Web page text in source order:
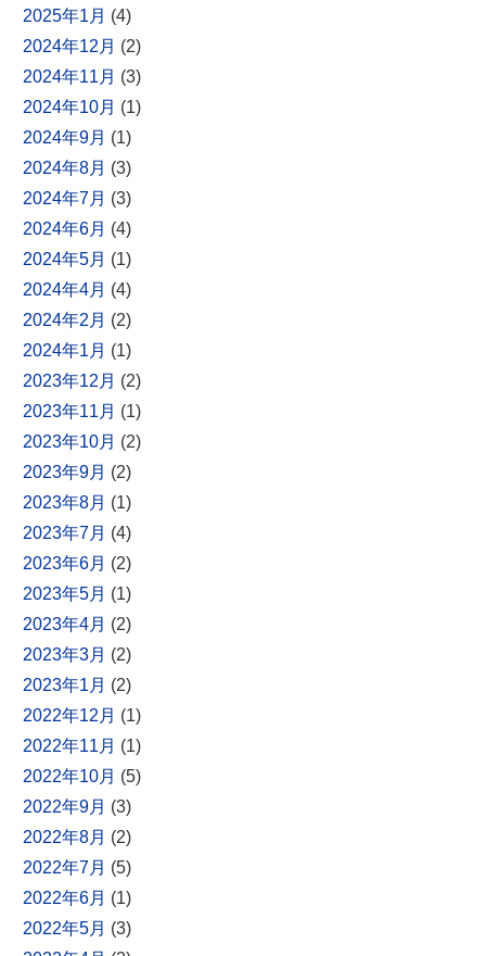
2025年1月 (4)
2024年12月 (2)
2024年11月 (3)
2024年10月 (1)
2024年9月 (1)
2024年8月 (3)
2024年7月 (3)
2024年6月 (4)
2024年5月 (1)
2024年4月 (4)
2024年2月 (2)
2024年1月 (1)
2023年12月 (2)
2023年11月 (1)
2023年10月 (2)
2023年9月 (2)
2023年8月 (1)
2023年7月 (4)
2023年6月 (2)
2023年5月 (1)
2023年4月 (2)
2023年3月 (2)
2023年1月 (2)
2022年12月 (1)
2022年11月 (1)
2022年10月 (5)
2022年9月 (3)
2022年8月 (2)
2022年7月 (5)
2022年6月 (1)
2022年5月 (3)